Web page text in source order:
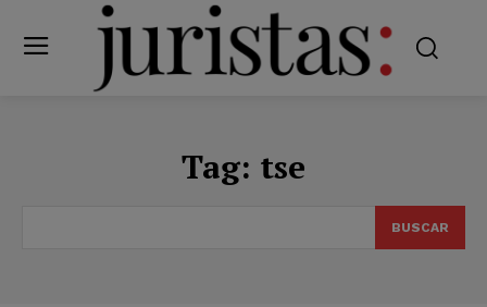
Tag: tse
BUSCAR